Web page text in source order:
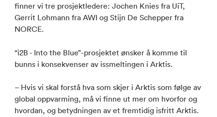
finner vi tre prosjektledere: Jochen Knies fra UiT,
Gerrit Lohmann fra AWI og Stijn De Schepper fra
NORCE.
“i2B - Into the Blue”-prosjektet ønsker å komme til
bunns i konsekvenser av issmeltingen i Arktis.
– Hvis vi skal forstå hva som skjer i Arktis som følge av
global oppvarming, må vi finne ut mer om hvorfor og
hvordan, og betydningen av et fremtidig isfritt Arktis.